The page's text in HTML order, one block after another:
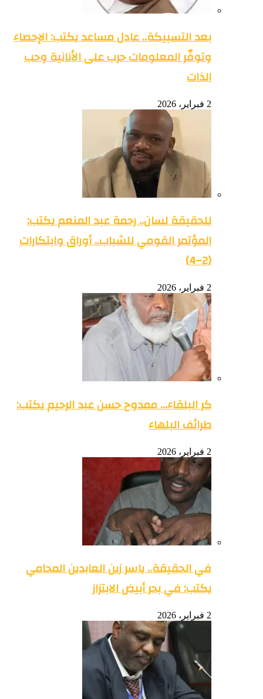
بعد التسبيكة.. عادل مساعد يكتب: الإحصاء
وتوفّر المعلومات حرب على الأنانية وحب
الذات
2 فبراير، 2026
للحقيقة لسان.. رحمة عبد المنعم يكتب:
المؤتمر القومي للشباب.. أوراق وابتكارات
(2–4)
2 فبراير، 2026
كر البلقاء… ممدوح حسن عبد الرحيم يكتب:
طرائف البلهاء
2 فبراير، 2026
في الحقيقة.. ياسر زين العابدين المحامي
يكتب: في بحر أبيض الابتزاز
2 فبراير، 2026